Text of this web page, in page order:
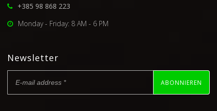
+385 98 868 223
Monday - Friday: 8 AM - 6 PM
Newsletter
ABONNIEREN